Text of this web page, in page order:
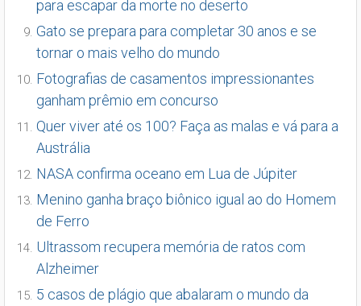
para escapar da morte no deserto
Gato se prepara para completar 30 anos e se
tornar o mais velho do mundo
Fotografias de casamentos impressionantes
ganham prêmio em concurso
Quer viver até os 100? Faça as malas e vá para a
Austrália
NASA confirma oceano em Lua de Júpiter
Menino ganha braço biônico igual ao do Homem
de Ferro
Ultrassom recupera memória de ratos com
Alzheimer
5 casos de plágio que abalaram o mundo da